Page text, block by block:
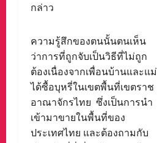
กล่าว
ความรู้สึกของตนนั้นตนเห็น
ว่าการที่ถูกจับเป็นวิธีที่ไม่ถูก
ต้องเนื่องจากเพื่อนบ้านและแม่
ได้ซื้อบุหรี่ในเขตพื้นที่เขตราช
อาณาจักรไทย ซึ่งเป็นการนำ
เข้ามาขายในพื้นที่ของ
ประเทศไทย และต้องถามกับ